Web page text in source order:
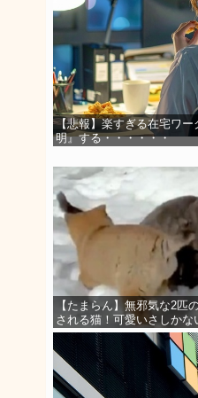
【悲報】楽すぎる在宅ワー
明』する・・・・・・
【たまらん】無邪気な2匹
される猫！可愛いさしかな